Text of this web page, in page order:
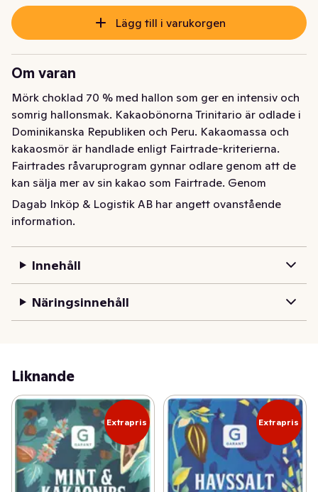
Lägg till i varukorgen
Om varan
Mörk choklad 70 % med hallon som ger en intensiv och
somrig hallonsmak. Kakaobönorna Trinitario är odlade i
Dominikanska Republiken och Peru. Kakaomassa och
kakaosmör är handlade enligt Fairtrade-kriterierna.
Fairtrades råvaruprogram gynnar odlare genom att de
kan sälja mer av sin kakao som Fairtrade. Genom
Fairtrade förbättras levnadsvillkoren för de som odlat
kakaon.
Dagab Inköp & Logistik AB har angett ovanstående
information.
Innehåll
Näringsinnehåll
Liknande
Extrapris Extrapris